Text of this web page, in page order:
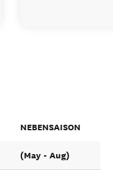
NEBENSAISON
(May - Aug)